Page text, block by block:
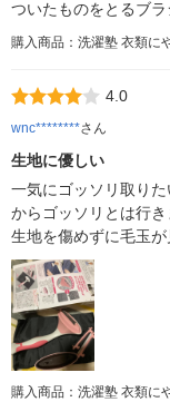
ついたものをとるブラ
購入商品：洗濯塾 衣類に
4.0
wnc********さん
生地に優しい
一気にゴッソリ取り
からゴッソリとは行
生地を傷めずに毛玉が
購入商品：洗濯塾 衣類に